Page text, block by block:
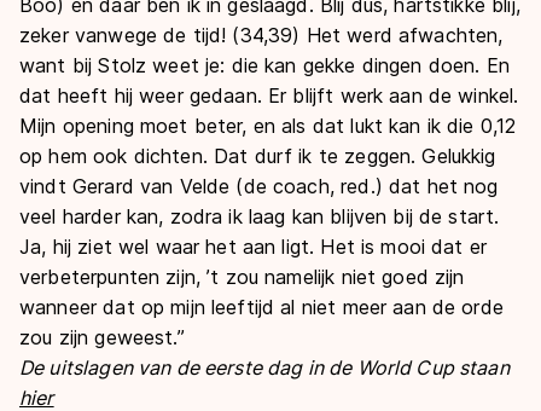
zeker vanwege de tijd! (34,39) Het werd afwachten,
want bij Stolz weet je: die kan gekke dingen doen. En
dat heeft hij weer gedaan. Er blijft werk aan de winkel.
Mijn opening moet beter, en als dat lukt kan ik die 0,12
op hem ook dichten. Dat durf ik te zeggen. Gelukkig
vindt Gerard van Velde (de coach, red.) dat het nog
veel harder kan, zodra ik laag kan blijven bij de start.
Ja, hij ziet wel waar het aan ligt. Het is mooi dat er
verbeterpunten zijn, ’t zou namelijk niet goed zijn
wanneer dat op mijn leeftijd al niet meer aan de orde
zou zijn geweest.”
De uitslagen van de eerste dag in de World Cup staan
hier